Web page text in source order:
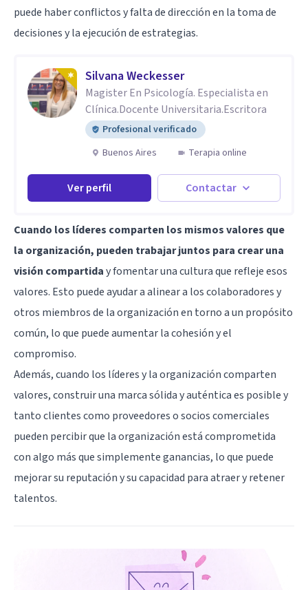
puede haber conflictos y falta de dirección en la toma de
decisiones y la ejecución de estrategias.
Silvana Weckesser
Magister En Psicología. Especialista en
Clínica.Docente Universitaria.Escritora
Profesional verificado
Buenos Aires
Terapia online
Ver perfil Contactar
Cuando los líderes comparten los mismos valores que
la organización, pueden trabajar juntos para crear una
visión compartiday fomentar una cultura que refleje esos
valores. Esto puede ayudar a alinear a los colaboradores y
otros miembros de la organización en torno a un propósito
común, lo que puede aumentar la cohesión y el
compromiso.
Además, cuando los líderes y la organización comparten
valores, construir una marca sólida y auténtica es posible y
tanto clientes como proveedores o socios comerciales
pueden percibir que la organización está comprometida
con algo más que simplemente ganancias, lo que puede
mejorar su reputación y su capacidad para atraer y retener
talentos.